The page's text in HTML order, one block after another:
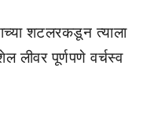
शटलरकडून त्याला
लीवर पूर्णपणे वर्चस्व